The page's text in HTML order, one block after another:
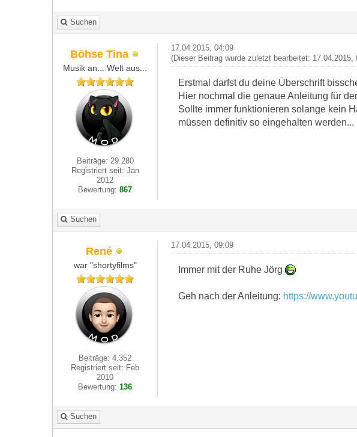
Suchen
Böhse Tina
Musik an... Welt aus...
Beiträge: 29.280
Registriert seit: Jan
2012
Bewertung:867
17.04.2015, 04:09
(Dieser Beitrag wurde zuletzt bearbeitet: 17.04.2015,
Erstmal darfst du deine Überschrift
Hier nochmal die genaue Anleitung für
Sollte immer funktionieren solange kein
müssen definitiv so eingehalten werden...
Suchen
René
war "shortyfilms"
Beiträge: 4.352
Registriert seit: Feb
2010
Bewertung:136
17.04.2015, 09:09
Immer mit der Ruhe Jörg
Geh nach der Anleitung: https://
Suchen